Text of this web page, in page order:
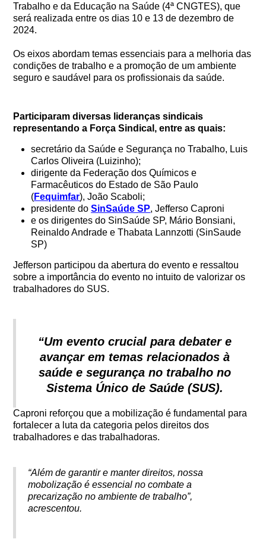
Trabalho e da Educação na Saúde (4ª CNGTES), que
será realizada entre os dias 10 e 13 de dezembro de
2024.
Os eixos abordam temas essenciais para a melhoria das
condições de trabalho e a promoção de um ambiente
seguro e saudável para os profissionais da saúde.
Participaram diversas lideranças sindicais
representando a Força Sindical, entre as quais:
secretário da Saúde e Segurança no Trabalho, Luis
Carlos Oliveira (Luizinho);
dirigente da Federação dos Químicos e
Farmacêuticos do Estado de São Paulo
(Fequimfar), João Scaboli;
presidente doSinSaúde SP, Jefferso Caproni
e os dirigentes do SinSaúde SP, Mário Bonsiani,
Reinaldo Andrade e Thabata Lannzotti (SinSaude
SP)
Jefferson participou da abertura do evento e ressaltou
sobre a importância do evento no intuito de valorizar os
trabalhadores do SUS.
“Um evento crucial para debater e
avançar em temas relacionados à
saúde e segurança no trabalho no
Sistema Único de Saúde (SUS).
Caproni reforçou que a mobilização é fundamental para
fortalecer a luta da categoria pelos direitos dos
trabalhadores e das trabalhadoras.
“Além de garantir e manter direitos, nossa
mobolização é essencial no combate a
precarização no ambiente de trabalho”,
acrescentou.